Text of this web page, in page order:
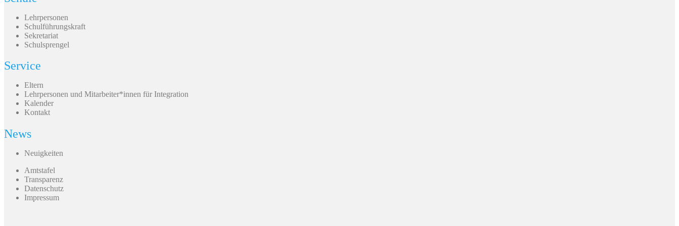
Lehrpersonen
Schulführungskraft
Sekretariat
Schulsprengel
Service
Eltern
Lehrpersonen und Mitarbeiter*innen für Integration
Kalender
Kontakt
News
Neuigkeiten
Amtstafel
Transparenz
Datenschutz
Impressum